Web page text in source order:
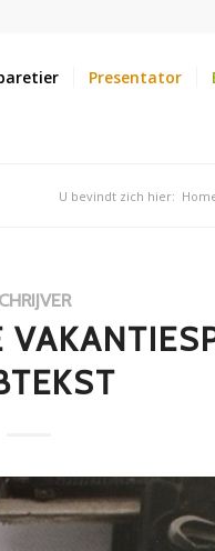
Presentator
U bevindt zich hier: